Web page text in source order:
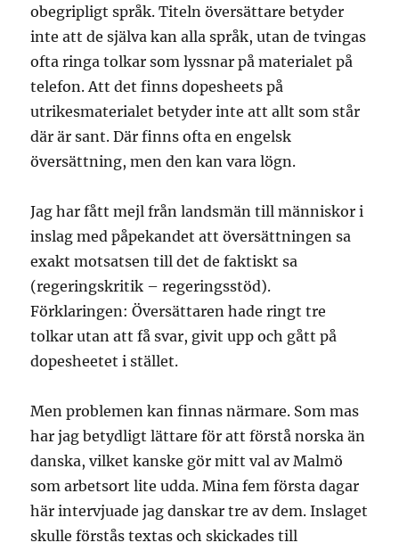
obegripligt språk. Titeln översättare betyder
inte att de själva kan alla språk, utan de tvingas
ofta ringa tolkar som lyssnar på materialet på
telefon. Att det finns dopesheets på
utrikesmaterialet betyder inte att allt som står
där är sant. Där finns ofta en engelsk
översättning, men den kan vara lögn.
Jag har fått mejl från landsmän till människor i
inslag med påpekandet att översättningen sa
exakt motsatsen till det de faktiskt sa
(regeringskritik – regeringsstöd).
Förklaringen: Översättaren hade ringt tre
tolkar utan att få svar, givit upp och gått på
dopesheetet i stället.
Men problemen kan finnas närmare. Som mas
har jag betydligt lättare för att förstå norska än
danska, vilket kanske gör mitt val av Malmö
som arbetsort lite udda. Mina fem första dagar
här intervjuade jag danskar tre av dem. Inslaget
skulle förstås textas och skickades till